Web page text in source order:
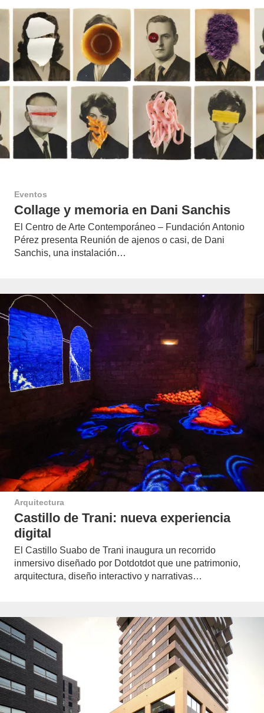
Eventos
Collage y memoria en Dani Sanchis
El Centro de Arte Contemporáneo – Fundación Antonio
Pérez presenta Reunión de ajenos o casi, de Dani
Sanchis, una instalación…
Arquitectura
Castillo de Trani: nueva experiencia
digital
El Castillo Suabo de Trani inaugura un recorrido
inmersivo diseñado por Dotdotdot que une patrimonio,
arquitectura, diseño interactivo y narrativas…